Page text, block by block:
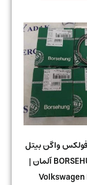
واگن بیتل
مارک BORSEHUNG آلمان |